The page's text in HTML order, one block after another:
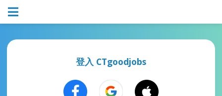
登入 CTgoodjobs